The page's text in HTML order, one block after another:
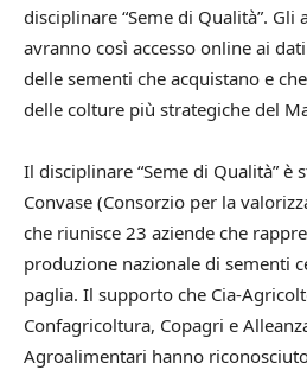
disciplinare “Seme di Qualità”.
avranno così accesso online ai
delle sementi che acquistano e
delle colture più strategiche del
Il disciplinare “Seme di Qualità” è
Convase (Consorzio per la
che riunisce 23 aziende che
produzione nazionale di sementi
paglia. Il supporto che Cia-
Confagricoltura, Copagri e
Agroalimentari hanno